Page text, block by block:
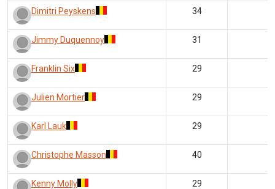
Dimitri Peyskens 34
Jimmy Duquennoy 31
Franklin Six 29
Julien Mortier 29
Karl Lauk 29
Christophe Masson 40
Kenny Molly 29